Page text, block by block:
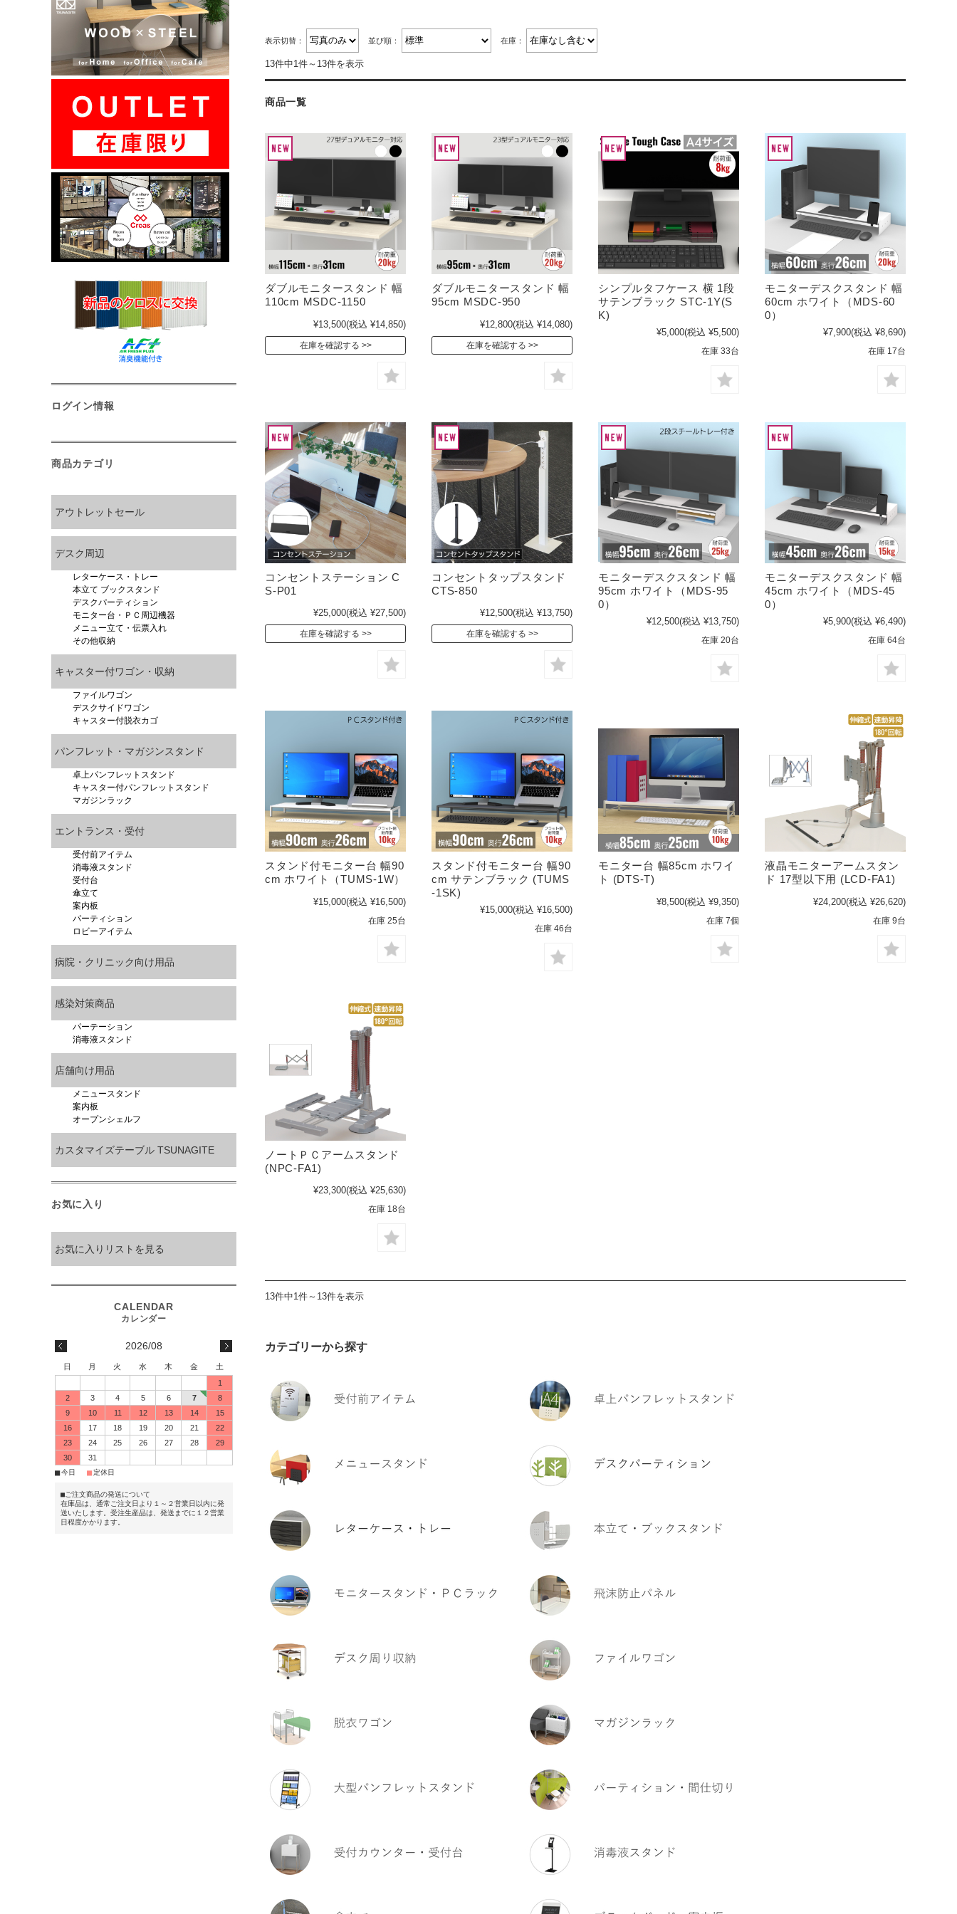
表示切替： 並び順： 在庫：
13件中1件～13件を表示
商品一覧
ダブルモニタースタンド 幅
110cm MSDC-1150
¥13,500(税込 ¥14,850)
在庫を確認する
ダブルモニタースタンド 幅
95cm MSDC-950
¥12,800(税込 ¥14,080)
在庫を確認する
シンプルタフケース 横 1段
サテンブラック STC-1Y(S
K)
¥5,000(税込 ¥5,500)
在庫 33台
モニターデスクスタンド 幅
60cm ホワイト（MDS-60
0）
¥7,900(税込 ¥8,690)
在庫 17台
コンセントステーション C
S-P01
¥25,000(税込 ¥27,500)
在庫を確認する
コンセントタップスタンド
CTS-850
¥12,500(税込 ¥13,750)
在庫を確認する
モニターデスクスタンド 幅
95cm ホワイト（MDS-95
0）
¥12,500(税込 ¥13,750)
在庫 20台
モニターデスクスタンド 幅
45cm ホワイト（MDS-45
0）
¥5,900(税込 ¥6,490)
在庫 64台
スタンド付モニター台 幅90
cm ホワイト（TUMS-1W）
¥15,000(税込 ¥16,500)
在庫 25台
スタンド付モニター台 幅90
cm サテンブラック (TUMS
-1SK)
¥15,000(税込 ¥16,500)
在庫 46台
モニター台 幅85cm ホワイ
ト (DTS-T)
¥8,500(税込 ¥9,350)
在庫 7個
液晶モニターアームスタン
ド 17型以下用 (LCD-FA1)
¥24,200(税込 ¥26,620)
在庫 9台
ノートＰＣアームスタンド
(NPC-FA1)
¥23,300(税込 ¥25,630)
在庫 18台
13件中1件～13件を表示
カテゴリーから探す
ログイン情報
商品カテゴリ
アウトレットセール
デスク周辺
レターケース・トレー
本立て ブックスタンド
デスクパーティション
モニター台・ＰＣ周辺機器
メニュー立て・伝票入れ
その他収納
キャスター付ワゴン・収納
ファイルワゴン
デスクサイドワゴン
キャスター付脱衣カゴ
パンフレット・マガジンスタンド
卓上パンフレットスタンド
キャスター付パンフレットスタンド
マガジンラック
エントランス・受付
受付前アイテム
消毒液スタンド
受付台
傘立て
案内板
パーティション
ロビーアイテム
病院・クリニック向け用品
感染対策商品
パーテーション
消毒液スタンド
店舗向け用品
メニュースタンド
案内板
オープンシェルフ
カスタマイズテーブル TSUNAGITE
お気に入り
お気に入りリストを見る
2026/08
日 月 火 水 木 金
土
1
2
3 4 5 6 7
8
9
10 11 12 13 14
15
16
17 18 19 20 21
22
23
24 25 26 27 28
29
30
31
■今日 ■定休日
■ご注文商品の発送について
在庫品は、通常ご注文日より１～２営業日以内に発
送いたします。受注生産品は、発送までに１２営業
日程度かかります。